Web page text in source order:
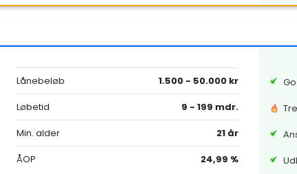
Lånebeløb
1.500 - 50.000 kr
Løbetid
9 - 199 mdr.
Min. alder
21 år
ÅOP
24,99 %